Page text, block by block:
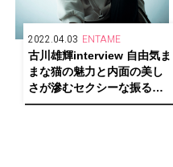
2022.04.03 ENTAME
古川雄輝interview 自由気ま
まな猫の魅力と内面の美し
さが滲むセクシーな振る舞
いを語る